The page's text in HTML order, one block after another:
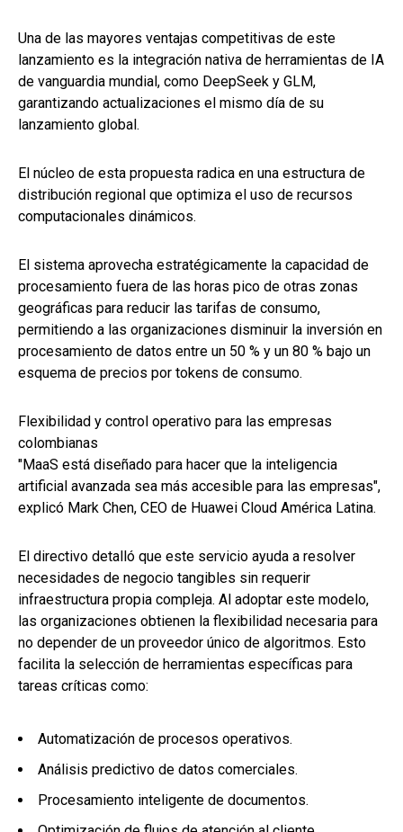
Una de las mayores ventajas competitivas de este
lanzamiento es la integración nativa de herramientas de IA
de vanguardia mundial, como DeepSeek y GLM,
garantizando actualizaciones el mismo día de su
lanzamiento global.
El núcleo de esta propuesta radica en una estructura de
distribución regional que optimiza el uso de recursos
computacionales dinámicos.
El sistema aprovecha estratégicamente la capacidad de
procesamiento fuera de las horas pico de otras zonas
geográficas para reducir las tarifas de consumo,
permitiendo a las organizaciones disminuir la inversión en
procesamiento de datos entre un 50 % y un 80 % bajo un
esquema de precios por tokens de consumo.
Flexibilidad y control operativo para las empresas
colombianas
"MaaS está diseñado para hacer que la inteligencia
artificial avanzada sea más accesible para las empresas",
explicó Mark Chen, CEO de Huawei Cloud América Latina.
El directivo detalló que este servicio ayuda a resolver
necesidades de negocio tangibles sin requerir
infraestructura propia compleja. Al adoptar este modelo,
las organizaciones obtienen la flexibilidad necesaria para
no depender de un proveedor único de algoritmos. Esto
facilita la selección de herramientas específicas para
tareas críticas como:
Automatización de procesos operativos.
Análisis predictivo de datos comerciales.
Procesamiento inteligente de documentos.